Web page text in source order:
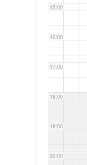
15:00
16:00
17:00
18:00
19:00
20:00